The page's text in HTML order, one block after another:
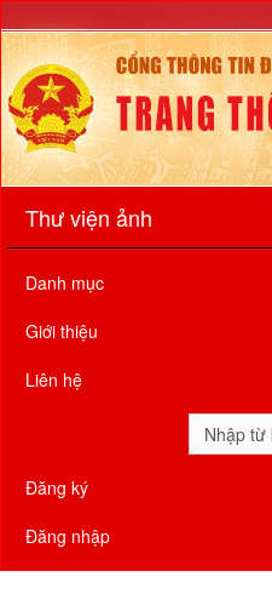
Thư viện ảnh
Danh mục
Giới thiệu
Liên hệ
Đăng ký
Đăng nhập